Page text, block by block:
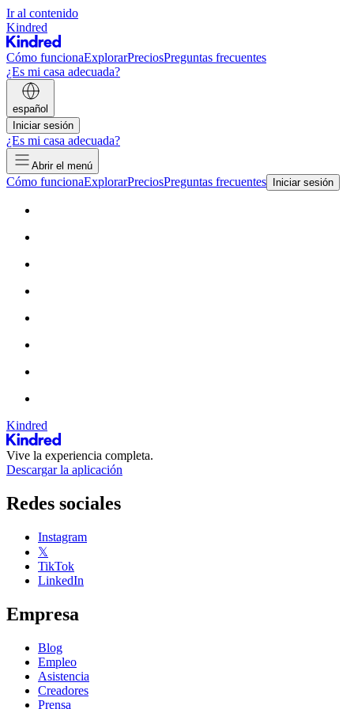
Ir al contenido
Kindred
Cómo funcionaExplorarPreciosPreguntas frecuentes
¿Es mi casa adecuada?
español
Iniciar sesión
¿Es mi casa adecuada?
Abrir el menú
Cómo funcionaExplorarPreciosPreguntas frecuentes Iniciar sesión
Kindred
Vive la experiencia completa.
Descargar la aplicación
Redes sociales
Instagram
𝕏
TikTok
LinkedIn
Empresa
Blog
Empleo
Asistencia
Creadores
Prensa